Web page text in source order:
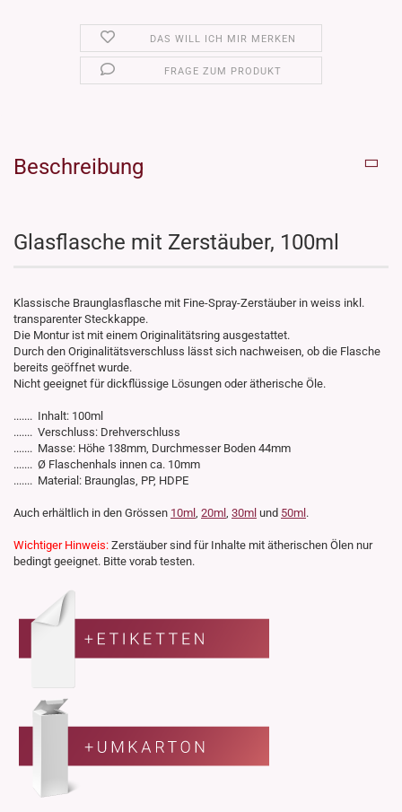
DAS WILL ICH MIR MERKEN
FRAGE ZUM PRODUKT
Beschreibung
Glasflasche mit Zerstäuber, 100ml
Klassische Braunglasflasche mit Fine-Spray-Zerstäuber in weiss inkl.
transparenter Steckkappe.
Die Montur ist mit einem Originalitätsring ausgestattet.
Durch den Originalitätsverschluss lässt sich nachweisen, ob die Flasche
bereits geöffnet wurde.
Nicht geeignet für dickflüssige Lösungen oder ätherische Öle.
....... Inhalt: 100ml
....... Verschluss: Drehverschluss
....... Masse: Höhe 138mm, Durchmesser Boden 44mm
....... Ø Flaschenhals innen ca. 10mm
....... Material: Braunglas, PP, HDPE
Auch erhältlich in den Grössen 10ml , 20ml , 30ml und 50ml .
Wichtiger Hinweis: Zerstäuber sind für Inhalte mit ätherischen Ölen nur
bedingt geeignet. Bitte vorab testen.